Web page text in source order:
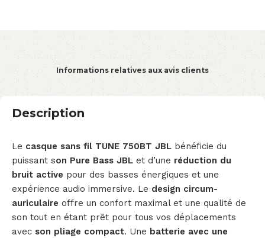
Informations relatives aux avis clients
Description
Le casque sans fil TUNE 750BT JBL bénéficie du
puissant son Pure Bass JBL et d’une réduction du
bruit active pour des basses énergiques et une
expérience audio immersive. Le design circum-
auriculaire offre un confort maximal et une qualité de
son tout en étant prêt pour tous vos déplacements
avec son pliage compact. Une batterie avec une